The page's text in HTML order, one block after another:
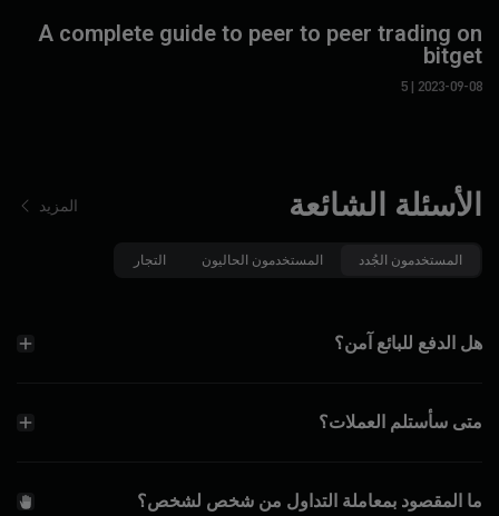
A complete guide to peer to peer trading on
bitget
2023-09-08
| 5
الأسئلة الشائعة المزيد
المستخدمون الجُدد المستخدمون الحاليون التجار
هل الدفع للبائع آمن؟
متى سأستلم العملات؟
ما المقصود بمعاملة التداول من شخص لشخص؟